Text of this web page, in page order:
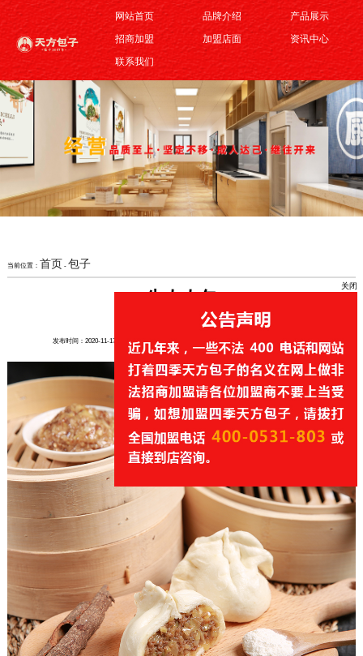
网站首页 品牌介绍
产品展示
招商加盟
加盟店面
资讯中心
联系我们
当前位置： 首页 - 包子
牛肉肉包
发布时间：2020-11-17 来源：https://www.jnsjtf.com/ 作者：天方包子 浏览量： 0